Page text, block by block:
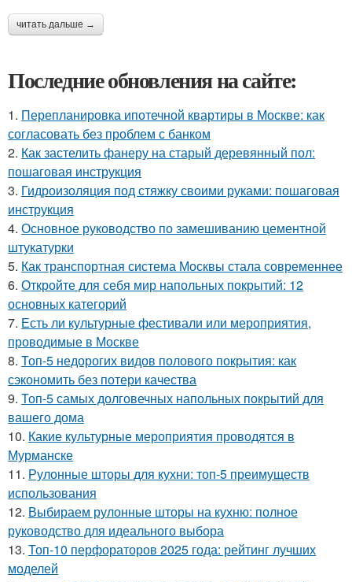
читать дальше →
Последние обновления на сайте:
1. Перепланировка ипотечной квартиры в Москве: как
согласовать без проблем с банком
2. Как застелить фанеру на старый деревянный пол:
пошаговая инструкция
3. Гидроизоляция под стяжку своими руками: пошаговая
инструкция
4. Основное руководство по замешиванию цементной
штукатурки
5. Как транспортная система Москвы стала современнее
6. Откройте для себя мир напольных покрытий: 12
основных категорий
7. Есть ли культурные фестивали или мероприятия,
проводимые в Москве
8. Топ-5 недорогих видов полового покрытия: как
сэкономить без потери качества
9. Топ-5 самых долговечных напольных покрытий для
вашего дома
10. Какие культурные мероприятия проводятся в
Мурманске
11. Рулонные шторы для кухни: топ-5 преимуществ
использования
12. Выбираем рулонные шторы на кухню: полное
руководство для идеального выбора
13. Топ-10 перфораторов 2025 года: рейтинг лучших
моделей